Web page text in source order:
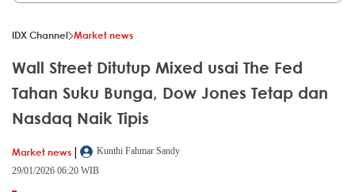
IDX Channel Market news
Wall Street Ditutup Mixed usai The Fed
Tahan Suku Bunga, Dow Jones Tetap dan
Nasdaq Naik Tipis
Market news |
Kunthi Fahmar Sandy
29/01/2026 06:20 WIB